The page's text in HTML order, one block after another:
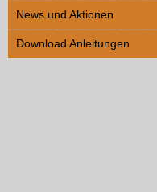
News und Aktionen
Download Anleitungen